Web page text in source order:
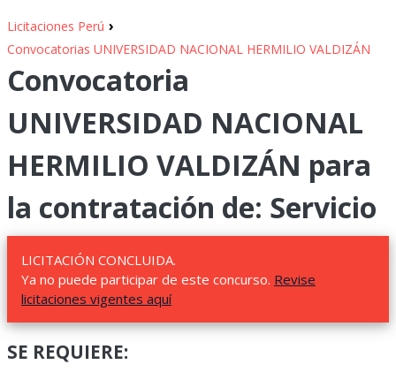
Licitaciones Perú ›
Convocatorias UNIVERSIDAD NACIONAL HERMILIO VALDIZÁN
Convocatoria
UNIVERSIDAD NACIONAL
HERMILIO VALDIZÁN para
la contratación de: Servicio
LICITACIÓN CONCLUIDA.
Ya no puede participar de este concurso. Revise
licitaciones vigentes aquí
SE REQUIERE: